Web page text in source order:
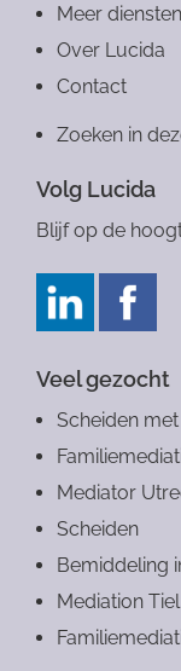
Meer diensten
Over Lucida
Contact
Zoeken in
Volg Lucida
Blijf op de
Veel gezocht
Scheiden
Mediator
Scheiden
Bemiddeling
Mediation Tiel